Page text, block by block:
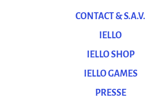
CONTACT & S.A.V.
IELLO
IELLO SHOP
IELLO GAMES
PRESSE